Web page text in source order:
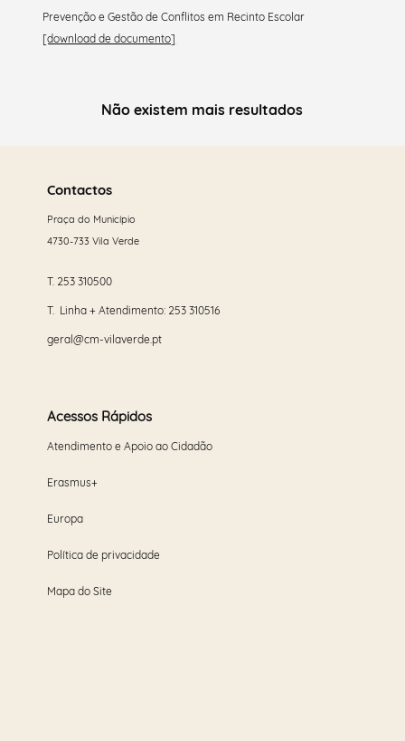
Prevenção e Gestão de Conflitos em Recinto Escolar
[download de documento]
Não existem mais resultados
maisContactos
Praça do Município
4730-733 Vila Verde
T. 253 310500
T. Linha + Atendimento: 253 310516
geral@cm-vilaverde.pt
Acessos Rápidos
Atendimento e Apoio ao Cidadão
Erasmus+
Europa
Política de privacidade
Mapa do Site